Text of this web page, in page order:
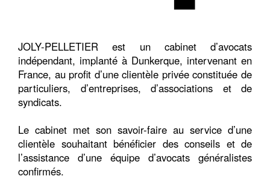
JOLY-PELLETIER est un cabinet d’avocats
indépendant, implanté à Dunkerque, intervenant en
France, au profit d’une clientèle privée constituée de
particuliers, d’entreprises, d’associations et de
syndicats.
Le cabinet met son savoir-faire au service d’une
clientèle souhaitant bénéficier des conseils et de
l’assistance d’une équipe d’avocats généralistes
confirmés.